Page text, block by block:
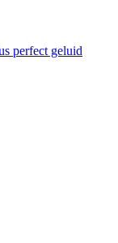
perfect geluid